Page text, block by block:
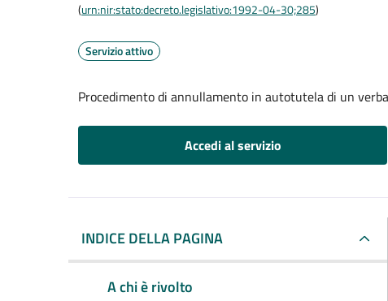
(urn:nir:stato:decreto.legislativo:1992-04-30;285)
Servizio attivo
Procedimento di annullamento in autotutela di un
Accedi al servizio
INDICE DELLA PAGINA
A chi è rivolto